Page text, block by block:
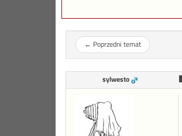
← Poprzedni temat
sylwesto